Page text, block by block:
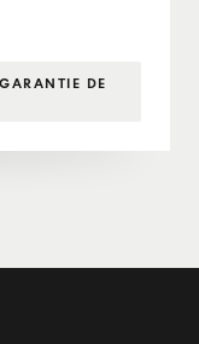
DE